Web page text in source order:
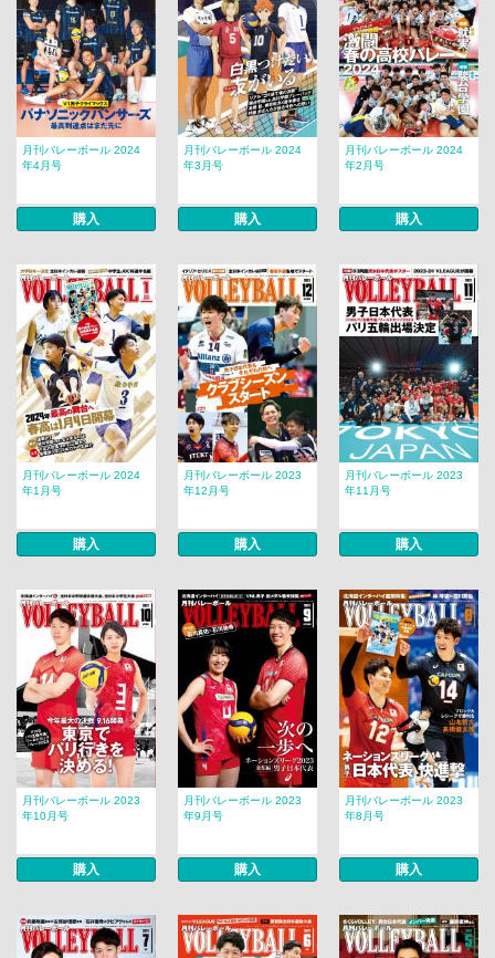
月刊バレーボール 2024
年4月号
購入
月刊バレーボール 2024
年3月号
購入
月刊バレーボール 2024
年2月号
購入
月刊バレーボール 2024
年1月号
購入
月刊バレーボール 2023
年12月号
購入
月刊バレーボール 2023
年11月号
購入
月刊バレーボール 2023
年10月号
購入
月刊バレーボール 2023
年9月号
購入
月刊バレーボール 2023
年8月号
購入